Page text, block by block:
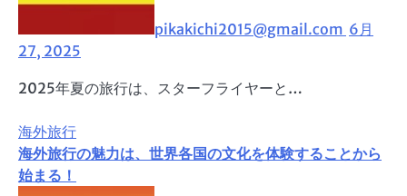
pikakichi2015@gmail.com 6月
27, 2025
2025年夏の旅行は、スターフライヤーと…
海外旅行
海外旅行の魅力は、世界各国の文化を体験することから
始まる！